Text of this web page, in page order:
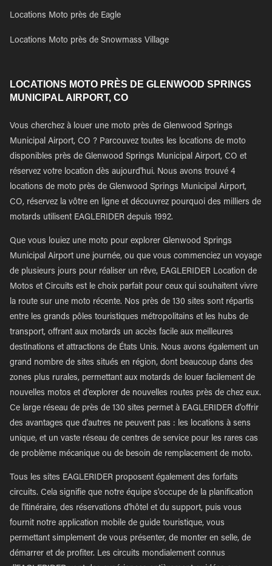
Locations Moto près de Eagle
Locations Moto près de Snowmass Village
LOCATIONS MOTO PRÈS DE GLENWOOD SPRINGS
MUNICIPAL AIRPORT, CO
Vous cherchez à louer une moto près de Glenwood Springs
Municipal Airport, CO ? Parcouvez toutes les locations de moto
disponibles près de Glenwood Springs Municipal Airport, CO et
réservez votre location dès aujourd'hui. Nous avons trouvé 4
locations de moto près de Glenwood Springs Municipal Airport,
CO, réservez la vôtre en ligne et découvrez pourquoi des milliers de
motards utilisent EAGLERIDER depuis 1992.
Que vous louiez une moto pour explorer Glenwood Springs
Municipal Airport une journée, ou que vous commenciez un voyage
de plusieurs jours pour réaliser un rêve, EAGLERIDER Location de
Motos et Circuits est le choix parfait pour ceux qui souhaitent vivre
la route sur une moto récente. Nos près de 130 sites sont répartis
entre les grands pôles touristiques métropolitains et les hubs de
transport, offrant aux motards un accès facile aux meilleures
destinations et attractions de États Unis. Nous avons également un
grand nombre de sites situés en région, dont beaucoup dans des
zones plus rurales, permettant aux motards de louer facilement de
nouvelles motos et d'explorer de nouvelles routes près de chez eux.
Ce large réseau de près de 130 sites permet à EAGLERIDER d'offrir
des avantages que d'autres ne peuvent pas : les locations à sens
unique, et un vaste réseau de centres de service pour les rares cas
de problème mécanique ou de besoin de remplacement de moto.
Tous les sites EAGLERIDER proposent également des forfaits
circuits. Cela signifie que notre équipe s'occupe de la planification
de l'itinéraire, des réservations d'hôtel et du support, puis vous
fournit notre application mobile de guide touristique, vous
permettant simplement de vous présenter, de monter en selle, de
démarrer et de profiter. Les circuits mondialement connus